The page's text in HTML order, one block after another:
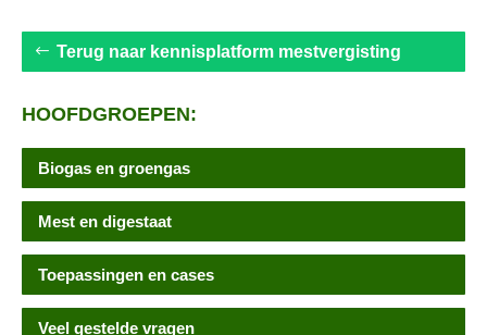
Terug naar kennisplatform mestvergisting
HOOFDGROEPEN:
Biogas en groengas
Mest en digestaat
Toepassingen en cases
Veel gestelde vragen